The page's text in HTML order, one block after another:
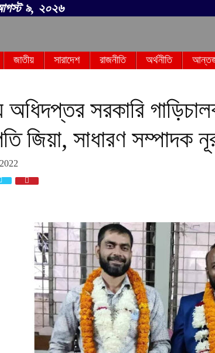
৯, ২০২৬
জাতীয় সারাদেশ রাজনীতি অর্থনীতি
অধিদপ্তর সরকারি
জিয়া, সাধারণ সম্পাদক